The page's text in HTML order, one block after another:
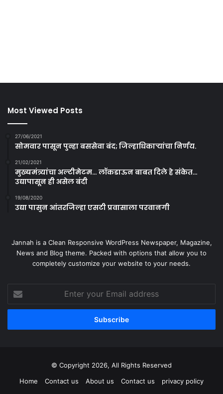
Most Viewed Posts
27/06/2021
सोमवार पासून पुन्हा बससेवा बंद; जिल्हाधिकाऱ्यांचा निर्णय.
21/02/2021
मुख्यमंत्र्यांचा अल्टीमेटम… लॉकडाऊन बाबत दिले हे संकेत…
उद्यापासून ही असेल बंदी
19/08/2020
उद्या पासुन आंतरजिल्हा एसटी प्रवासाला परवानगी
Jannah is a Clean Responsive WordPress Newspaper, Magazine,
News and Blog theme. Packed with options that allow you to
completely customize your website to your needs.
your
Email
© Copyright 2026, All Rights Reserved
Home
Contact us About us Contact us
privacy policy